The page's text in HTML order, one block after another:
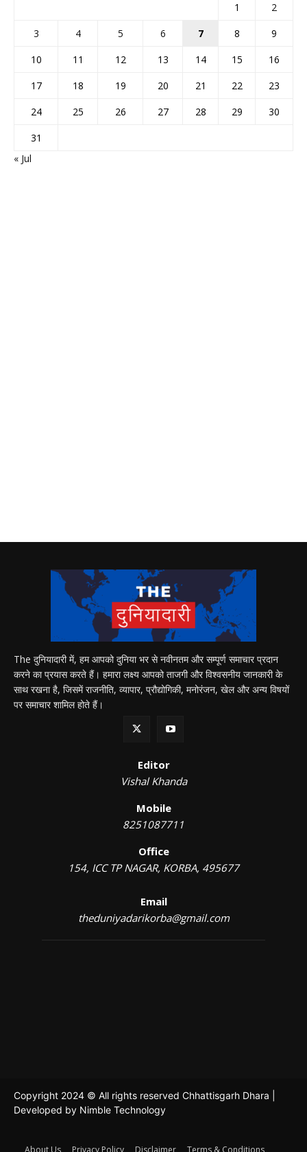
1
2
3
4 5 6 7 8
9
10
11 12 13 14 15
16
17
18 19 20 21 22
23
24
25 26 27 28 29
30
31
« Jul
The दुनियादारी में, हम आपको दुनिया भर से नवीनतम और सम्पूर्ण समाचार प्रदान
करने का प्रयास करते हैं। हमारा लक्ष्य आपको ताजगी और विश्वसनीय जानकारी के
साथ रखना है, जिसमें राजनीति, व्यापार, प्रौद्योगिकी, मनोरंजन, खेल और अन्य विषयों
पर समाचार शामिल होते हैं।
Editor
Vishal Khanda
Mobile
8251087711
Office
154, ICC TP NAGAR, KORBA, 495677
Email
theduniyadarikorba@gmail.com
Copyright 2024 © All rights reserved Chhattisgarh Dhara |
Developed by Nimble Technology